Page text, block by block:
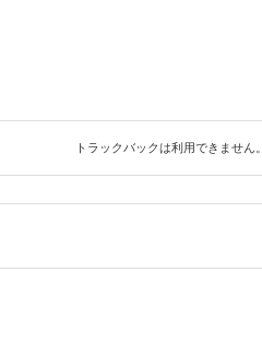
トラックバックは利用できません。